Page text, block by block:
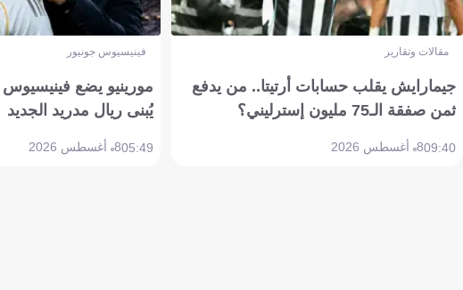
مقالات وتقارير
جيمارايش يقلب حسابات أرتيتا.. من يدفع
ثمن صفقة الـ75 مليون إسترليني؟
09:408 أغسطس 2026
فينيسيوس جونيور
مورينيو يضع فينيسيوس
يُبنى ريال مدريد الجديد
05:498 أغسطس 2026